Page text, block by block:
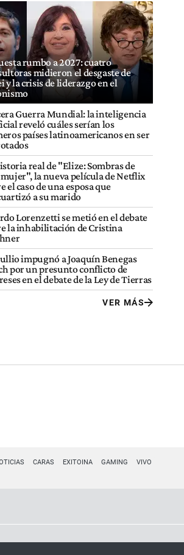
rumbo a 2027: cuatro
midieron el desgaste de
y la crisis de liderazgo en el
Guerra Mundial: la inteligencia
reveló cuáles serían los
países latinoamericanos en ser
real de "Elize: Sombras de
la nueva película de Netflix
el caso de una esposa que
a su marido
Lorenzetti se metió en el debate
la inhabilitación de Cristina
impugnó a Joaquín Benegas
por un presunto conflicto de
en el debate de la Ley de Tierras
VER MÁS
CARAS EXITOINA GAMING VIVO